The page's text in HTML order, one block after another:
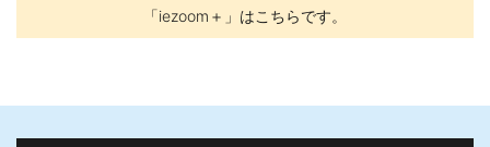
「iezoom＋」はこちらです。